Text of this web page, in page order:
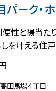
ーク・
性と陽当た
を叶える住戸
田馬場４丁目